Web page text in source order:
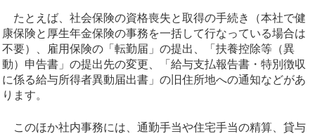
たとえば、社会保険の資格喪失と取得の手続き（本社で健
康保険と厚生年金保険の事務を一括して行なっている場合は
不要）、雇用保険の「転勤届」の提出、「扶養控除等（異
動）申告書」の提出先の変更、「給与支払報告書・特別徴収
に係る給与所得者異動届出書」の旧住所地への通知などがあ
ります。
このほか社内事務には、通勤手当や住宅手当の精算、貸与